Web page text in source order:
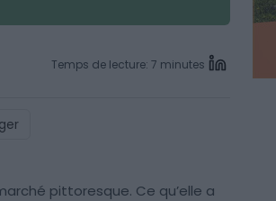
Temps de lecture: 7 minutes
pittoresque. Ce qu’elle a